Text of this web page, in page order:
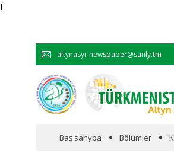
Ï
altynasyr.newspaper@sanly.tm
Baş sahypa Bölümler